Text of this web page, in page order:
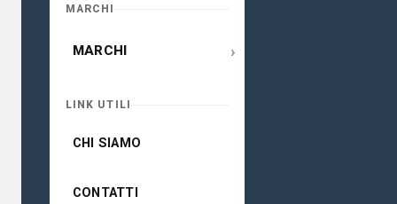
MARCHI
MARCHI ›
LINK UTILI
CHI SIAMO
CONTATTI